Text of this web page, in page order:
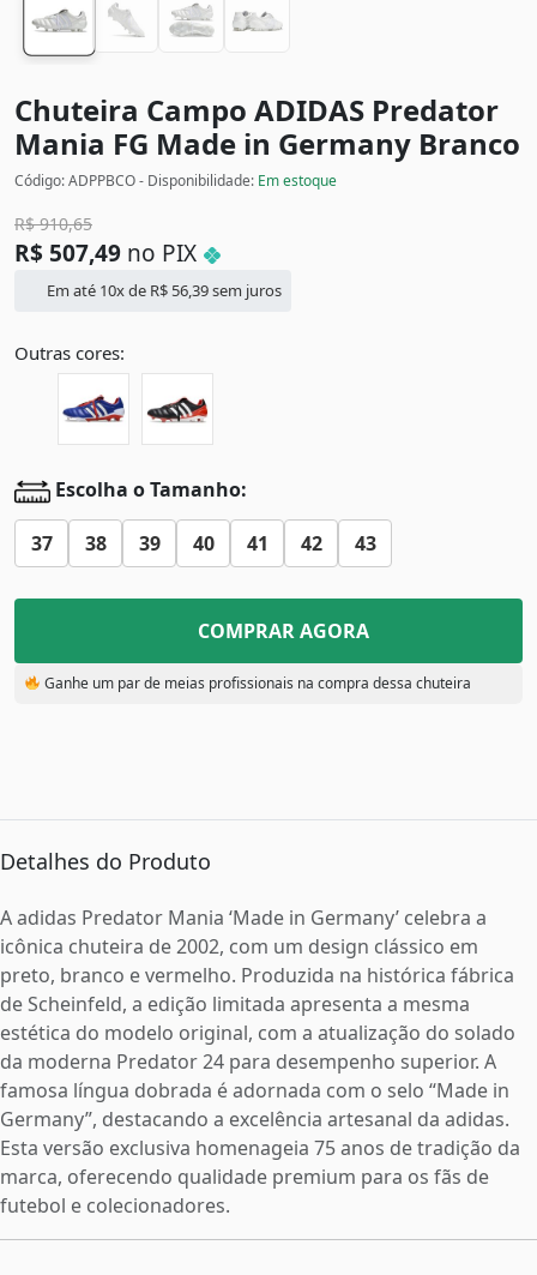
Chuteira Campo ADIDAS Predator
Mania FG Made in Germany Branco
Código: ADPPBCO - Disponibilidade: Em estoque
R$910,65
R$ 507,49 no PIX
Em até 10x de R$ 56,39sem juros
Outras cores:
Escolha o Tamanho:
37 38 39 40 41 42 43
COMPRAR AGORA
Ganhe um par de meias profissionais na compra dessa chuteira
Detalhes do Produto
A adidas Predator Mania ‘Made in Germany’ celebra a
icônica chuteira de 2002, com um design clássico em
preto, branco e vermelho. Produzida na histórica fábrica
de Scheinfeld, a edição limitada apresenta a mesma
estética do modelo original, com a atualização do solado
da moderna Predator 24 para desempenho superior. A
famosa língua dobrada é adornada com o selo “Made in
Germany”, destacando a excelência artesanal da adidas.
Esta versão exclusiva homenageia 75 anos de tradição da
marca, oferecendo qualidade premium para os fãs de
futebol e colecionadores.